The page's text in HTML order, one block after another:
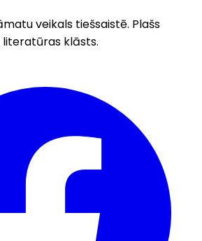
veikals tiešsaistē. Plašs
literatūras klāsts.